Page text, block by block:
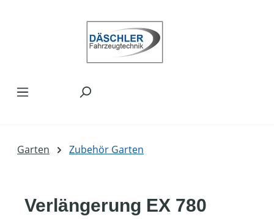
Garten Zubehör Garten
Verlängerung EX 780